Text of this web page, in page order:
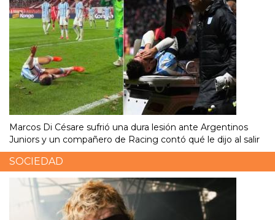
Marcos Di Césare sufrió una dura lesión ante Argentinos
Juniors y un compañero de Racing contó qué le dijo al salir
SOCIEDAD